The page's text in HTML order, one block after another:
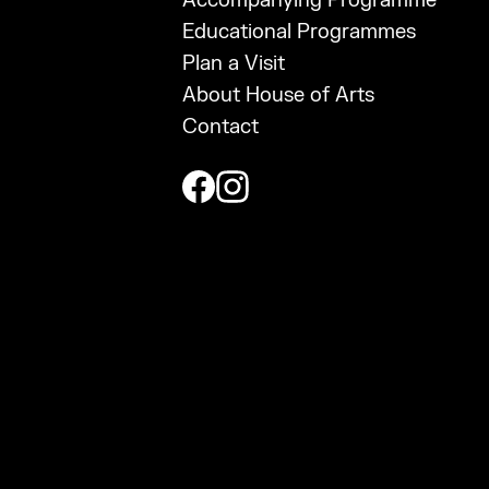
Educational Programmes
Plan a Visit
About House of Arts
Contact